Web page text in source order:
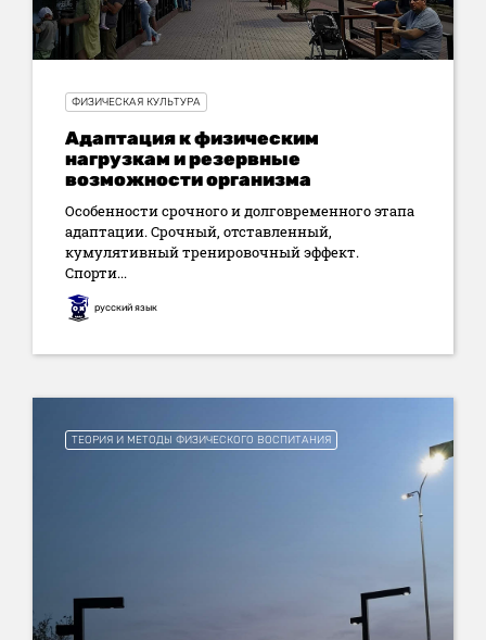
ФИЗИЧЕСКАЯ КУЛЬТУРА
Адаптация к физическим
нагрузкам и резервные
возможности организма
Особенности срочного и долговременного этапа
адаптации. Срочный, отставленный,
кумулятивный тренировочный эффект.
Спорти...
русский язык
ТЕОРИЯ И МЕТОДЫ ФИЗИЧЕСКОГО ВОСПИТАНИЯ